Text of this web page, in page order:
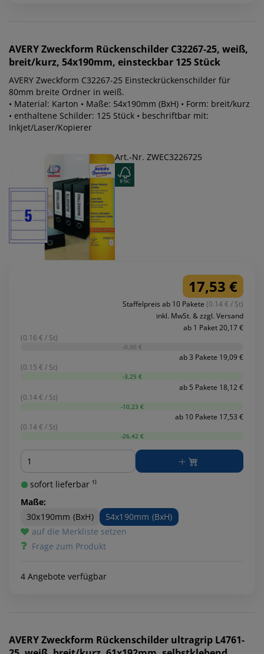
AVERY Zweckform Rückenschilder C32267-25, weiß,
breit/kurz, 54x190mm, einsteckbar 125 Stück
AVERY Zweckform C32267-25 Einsteckrückenschilder für
80mm breite Ordner in weiß.
• Material: Karton • Maße: 54x190mm (BxH) • Form: breit/kurz
• enthaltene Schilder: 125 Stück • beschriftbar mit:
Inkjet/Laser/Kopierer
Art.-Nr. ZWEC3226725
17,53 €
Staffelpreis ab 10 Pakete (0.14 € / St)
inkl. MwSt. & zzgl. Versand
ab 1 Paket 20,17 €
(0.16 € / St)
-0,00 €
ab 3 Pakete 19,09 €
(0.15 € / St)
-3,25 €
ab 5 Pakete 18,12 €
(0.14 € / St)
-10,23 €
ab 10 Pakete 17,53 €
(0.14 € / St)
-26,42 €
Menge
sofort lieferbar ¹⁾
Maße:
30x190mm (BxH)
54x190mm (BxH)
auf die Merkliste setzen
Frage zum Produkt
4 Angebote verfügbar
AVERY Zweckform Rückenschilder ultragrip L4761-